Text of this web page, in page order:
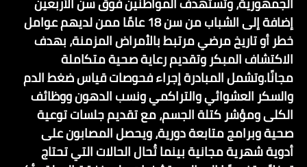
إضافة إلى الشباب من سن 18 عامًا ممن لديهم عوامل
خطر أو تاريخ مرضي مرتبط بالأمراض المزمنة، بهدف
الاكتشاف المبكر وتقديم رعاية صحية متكاملة
مجانًا.وتشمل المبادرة إجراء فحوصات قياس ضغط الدم
والسكر العشوائي والتراكمي ونسب الدهون ووظائف
الكلى ومؤشر كتلة الجسم، مع تقديم جلسات توعية
صحية وبرامج متابعة دورية، ويحصل المصابون على
أدوية شهرية مجانية بينما تُحال الحالات التي تحتاج